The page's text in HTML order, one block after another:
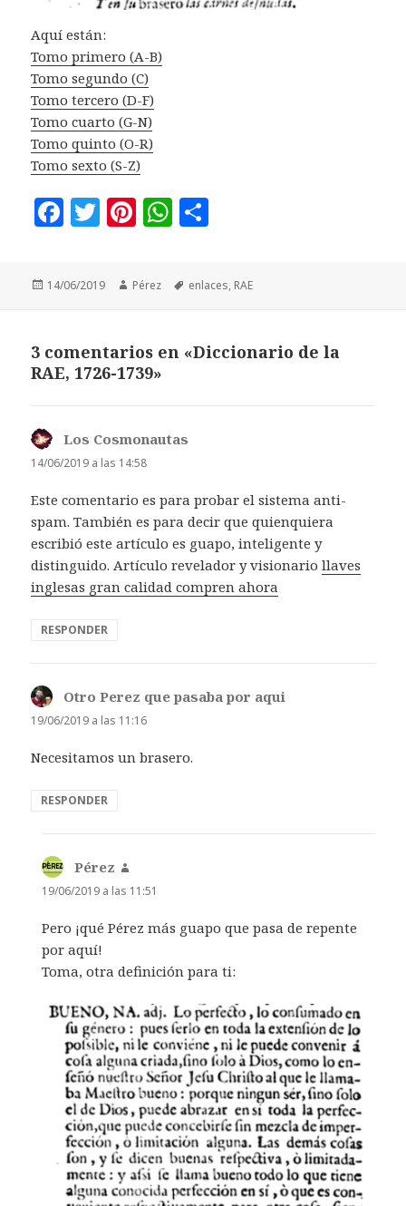
Aquí están:
Tomo primero (A-B)
Tomo segundo (C)
Tomo tercero (D-F)
Tomo cuarto (G-N)
Tomo quinto (O-R)
Tomo sexto (S-Z)
F
e
o
o
T
te
Pi
te
r
t
W
s
p
p
rt
Publicado
14/06/2019 Autor
Pérez Etiquetas
enlaces, RAE
3 comentarios en «Diccionario de la
RAE, 1726-1739»
Los Cosmonautas
14/06/2019 a las 14:58
Este comentario es para probar el sistema anti-
spam. También es para decir que quienquiera
escribió este artículo es guapo, inteligente y
distinguido. Artículo revelador y visionariollaves
inglesas gran calidad compren ahora
RESPONDER
Otro Perez que pasaba por aqui
19/06/2019 a las 11:16
Necesitamos un brasero.
RESPONDER
Pérez
19/06/2019 a las 11:51
Pero ¡qué Pérez más guapo que pasa de repente
por aquí!
Toma, otra definición para ti: